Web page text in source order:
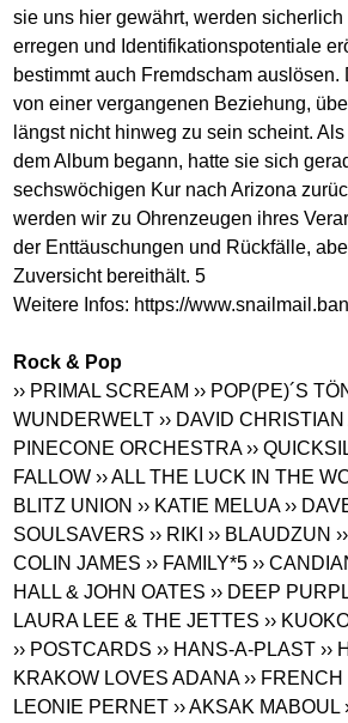
sie uns hier gewährt, werden sicherlich
erregen und Identifikationspotentiale
bestimmt auch Fremdscham auslösen.
von einer vergangenen Beziehung,
längst nicht hinweg zu sein scheint.
dem Album begann, hatte sie sich
sechswöchigen Kur nach Arizona
werden wir zu Ohrenzeugen ihres
der Enttäuschungen und Rückfälle,
Zuversicht bereithält. 5
Weitere Infos: https://
Rock & Pop
›› PRIMAL SCREAM ›› POP(PE)´S
WUNDERWELT ›› DAVID
PINECONE ORCHESTRA ››
FALLOW ›› ALL THE LUCK IN THE
BLITZ UNION ›› KATIE MELUA ››
SOULSAVERS ›› RIKI ›› BLAUDZUN
COLIN JAMES ›› FAMILY*5 ››
HALL & JOHN OATES ›› DEEP
LAURA LEE & THE JETTES ››
›› POSTCARDS ›› HANS-A-PLAST ››
KRAKOW LOVES ADANA ››
LEONIE PERNET ›› AKSAK MABOUL